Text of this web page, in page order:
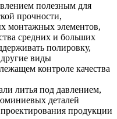
полезным для
прочности,
монтажных элементов,
средних и больших
полировку,
виды
контроле качества
литья под давлением,
деталей
продукции